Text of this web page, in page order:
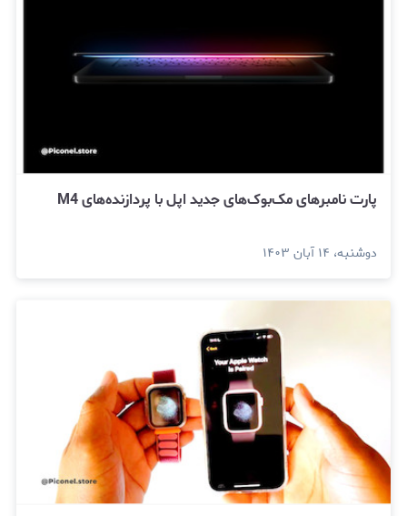
پارت نامبرهای مک‌بوک‌های جدید اپل با پردازنده‌های M4
دوشنبه، ۱۴ آبان ۱۴۰۳